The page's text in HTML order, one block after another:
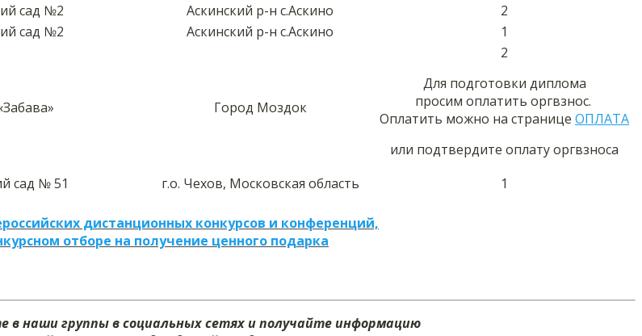
сад №2 Аскинский р-н с.Аскино
2
сад №2 Аскинский р-н с.Аскино 1
Город Моздок
2
Для подготовки диплома
просим оплатить оргвзнос.
Оплатить можно на странице ОПЛАТА
или подтвердите оплату оргвзноса
сад № 51 г.о. Чехов, Московская область 1
дистанционных конкурсов и конференций,
отборе на получение ценного подарка
наши группы в социальных сетях и получайте информацию